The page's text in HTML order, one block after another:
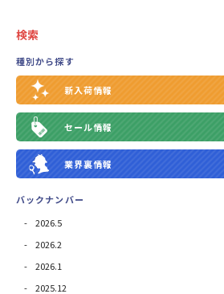
検索
種別から探す
新入荷情報
セール情報
業界裏情報
バックナンバー
2026.5
2026.2
2026.1
2025.12